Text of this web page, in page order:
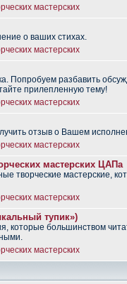
мастерских
о ваших стихах.
мастерских
Попробуем разбавить
прилепленную тему!
мастерских
отзыв о Вашем
мастерских
мастерских ЦАПа
творческие мастерские,
мастерских
тупик»)
которые большинством
мастерских